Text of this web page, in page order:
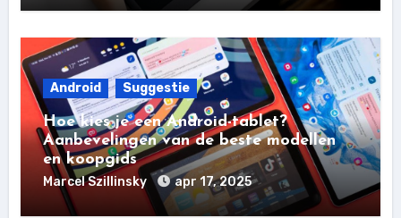
Android Suggestie
Hoe kies je een Android-tablet?
Aanbevelingen van de beste modellen
en koopgids
Marcel Szillinsky apr 17, 2025